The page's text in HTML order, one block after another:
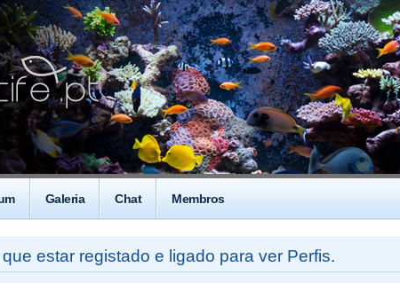
Galeria Chat Membros
que estar registado e ligado para ver Perfis.